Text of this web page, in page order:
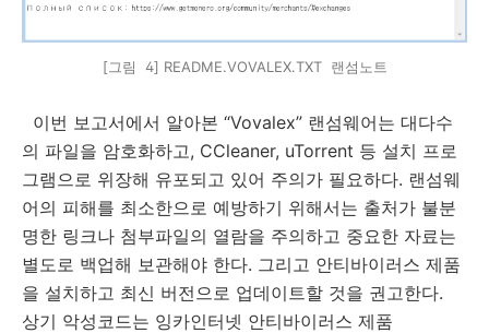
[그림 4] README.VOVALEX.TXT 랜섬노트
이번 보고서에서 알아본 “Vovalex” 랜섬웨어는 대다수
의 파일을 암호화하고, CCleaner, uTorrent 등 설치 프로
그램으로 위장해 유포되고 있어 주의가 필요하다. 랜섬웨
어의 피해를 최소한으로 예방하기 위해서는 출처가 불분
명한 링크나 첨부파일의 열람을 주의하고 중요한 자료는
별도로 백업해 보관해야 한다. 그리고 안티바이러스 제품
을 설치하고 최신 버전으로 업데이트할 것을 권고한다.
상기 악성코드는 잉카인터넷 안티바이러스 제품